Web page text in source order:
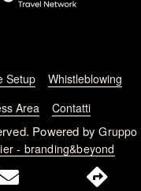
Setup
Whistleblowing
Area Contatti
Powered byGruppo
- branding&beyond